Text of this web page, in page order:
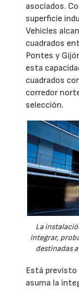
asociados.
superficie
Vehicles
cuadrados
Pontes y
esta
cuadrados
corredor
selección.
La
integrar,
destinadas
Está previsto
asuma la